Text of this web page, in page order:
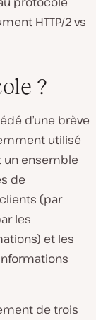
HTTP/2 vs
?
d’une brève
utilisé
un ensemble
de
(par
les
et les
de trois